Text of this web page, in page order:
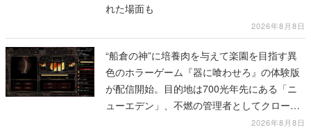
れた場面も
2026年8月8日
“船倉の神”に培養肉を与えて楽園を目指す異
色のホラーゲーム『器に喰わせろ』の体験版
が配信開始。目的地は700光年先にある「ニ
ューエデン」、不燃の管理者としてクローン
人間を増やし、加工して神に捧げる2026年8月8日